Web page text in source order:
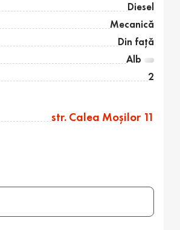
Diesel
Mecanică
Din față
Alb
2
str. Calea Moşilor 11